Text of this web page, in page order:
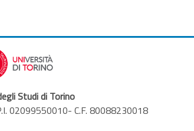
Studi di Torino
02099550010- C.F. 80088230018